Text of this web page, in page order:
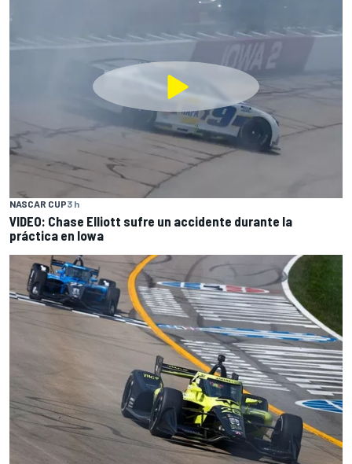
NASCAR CUP3 h
VIDEO: Chase Elliott sufre un accidente durante la
práctica en Iowa